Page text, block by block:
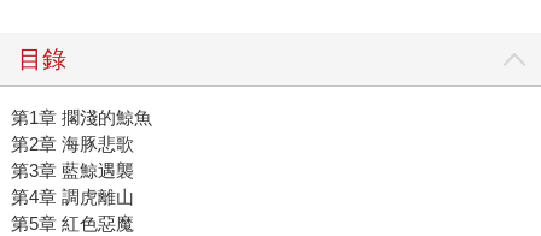
目錄
第1章 擱淺的鯨魚
第2章 海豚悲歌
第3章 藍鯨遇襲
第4章 調虎離山
第5章 紅色惡魔